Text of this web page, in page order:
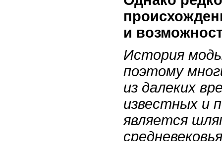
и
История
поэтому
из далеких
известных и
является